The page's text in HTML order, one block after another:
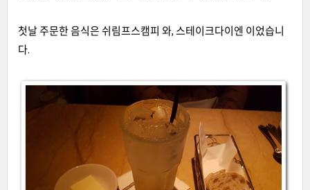
첫날 주문한 음식은 쉬림프스캠피 와, 스테이크다이엔 이었습니
다.